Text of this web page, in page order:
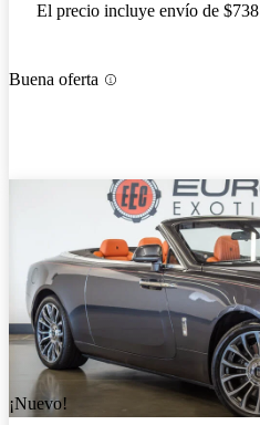
El precio incluye envío de $738
Buena oferta
¡Nuevo!